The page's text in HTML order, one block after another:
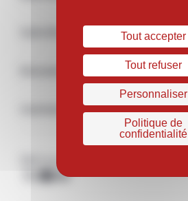
Tout accepter
Tout refuser
Personnaliser
Politique de
confidentialité
Documentations & médias
Youtube
Linkedin